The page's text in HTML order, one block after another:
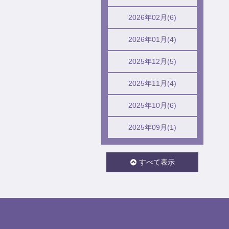
2026年02月(6)
2026年01月(4)
2025年12月(5)
2025年11月(4)
2025年10月(6)
2025年09月(1)
すべて表示